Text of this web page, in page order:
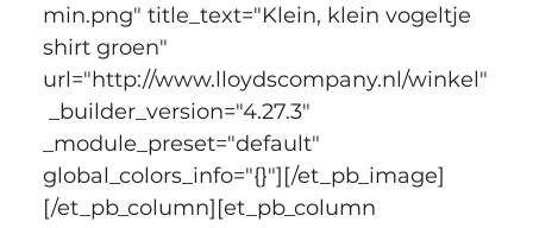
min.png" title_text="Klein, klein vogeltje
shirt groen"
url="http://www.lloydscompany.nl/winkel"
_builder_version="4.27.3"
_module_preset="default"
global_colors_info="{}"][/et_pb_image]
[/et_pb_column][et_pb_column